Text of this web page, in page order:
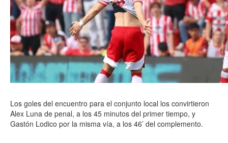
Los goles del encuentro para el conjunto local los convirtieron
Alex Luna de penal, a los 45 minutos del primer tiempo, y
Gastón Lodico por la misma vía, a los 46’ del complemento.